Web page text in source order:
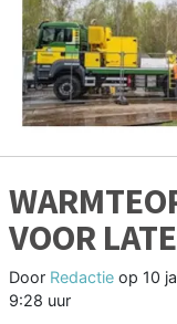
VOOR
Door Redactie op 10
9:28 uur